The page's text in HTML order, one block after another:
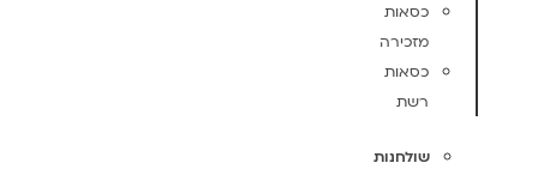
כסאות
מזכירה
כסאות
רשת
שולחנות